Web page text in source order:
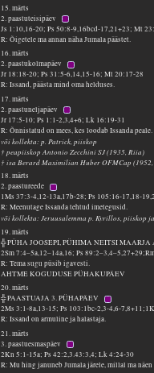
15. märts
2. paastuteisipäev
Js 1:10,16-20; Ps 50:8-9,16bcd-17,21+23; Mt
R: Õigetele ma annan näha Jumala päästet.
16. märts
2. paastukolmapäev
Jr 18:18-20; Ps 31:5-6,14,15-16; Mt 20:17-28
R: Issand, päästa mind oma helduses.
17. märts
2. paastuneljapäev
Jr 17:5-10; Ps 1:1-2,3,4+6; Lk 16:19-31
R: Õnnistatud on mees, kes loodab Issanda peale.
või kollekta: p. Patrick, piiskop
† peapiiskop Antonio Zecchini SJ (1935, Riia)
† isa Berard Maximilian Huber OFMCap
18. märts
2. paastureede
1Ms 37:3-4,12-13a,17b-28; Ps 105:16-17,18-
R: Meenutage Issanda tehtud imetegusid.
või kollekta: Jeruusalemma p. Kyrillos, piiskop
19. märts
╬ PÜHA JOOSEPI, PÜHIMA NEITSI
2Sm 7:4–5a,12–14a,16; Ps
R: Tema sugu püsib igavesti.
AHTME KOGUDUSE PÜHAKUPÄEV
20. märts
╬ PAASTUAJA 3. PÜHAPÄEV
2Ms 3:1-8a,13-15; Ps 103:1bc-2,3-4,6-
R: Issand on armuline ja halastaja.
21. märts
3. paastuesmaspäev
2Kn 5:1-15a; Ps 42:2,3.43:3,4; Lk 4:24-30
R: Mu hing januneb Jumala järele, millal ma näen